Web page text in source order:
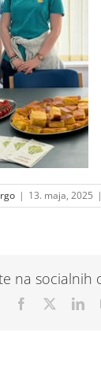
| 13. maja, 2025 |
na socialnih
Facebook